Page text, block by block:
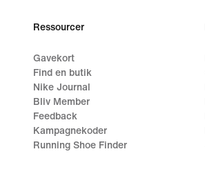
Ressourcer
Gavekort
Find en butik
Nike Journal
Bliv Member
Feedback
Kampagnekoder
Running Shoe Finder